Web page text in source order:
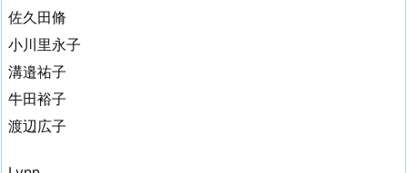
佐久田脩
小川里永子
溝邉祐子
牛田裕子
渡辺広子